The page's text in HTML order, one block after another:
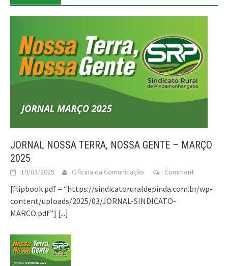
JORNAL NOSSA TERRA, NOSSA GENTE – MARÇO
2025
19/03/2025 Oficina da Comunicação Comment
[flipbook pdf = “https://sindicatoruraldepinda.com.br/wp-
content/uploads/2025/03/JORNAL-SINDICATO-
MARCO.pdf”] [...]